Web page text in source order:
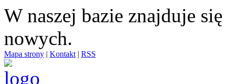
W naszej bazie znajduje się
nowych.
Mapa strony | Kontakt | RSS